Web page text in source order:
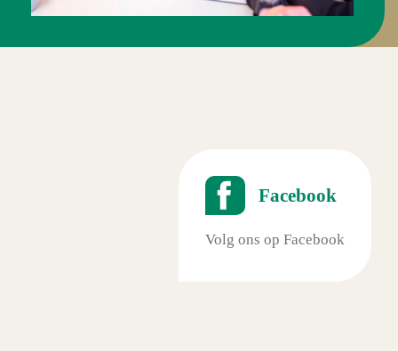
Facebook
Volg ons op Facebook